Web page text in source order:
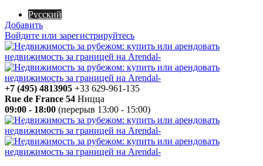
Русский
Добавить
Войдите или зарегистрируйтесь
+7 (495) 4813905 +33 629-961-135
Rue de France 54 Ницца
09:00 - 18:00 (перерыв 13:00 - 15:00)